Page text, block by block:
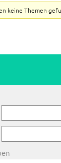
keine Themen